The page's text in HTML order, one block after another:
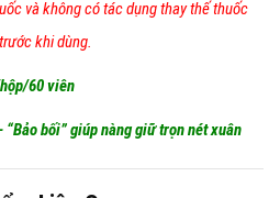
và không có tác dụng thay thế thuốc
khi dùng.
60 viên
bối” giúp nàng giữ trọn nét xuân